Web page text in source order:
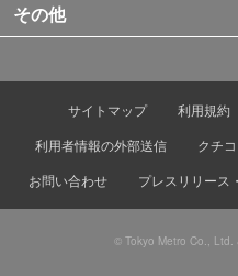
その他
サイトマップ 利用規約
利用者情報の外部送信
クチ
お問い合わせ
プレスリリース
© Tokyo Metro Co., Ltd.